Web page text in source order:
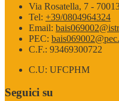
Via Rosatella, 7 -
Tel: +39/0804964324
Email:
PEC:
C.F.: 93469300722
C.U: UFCPHM
Seguici su